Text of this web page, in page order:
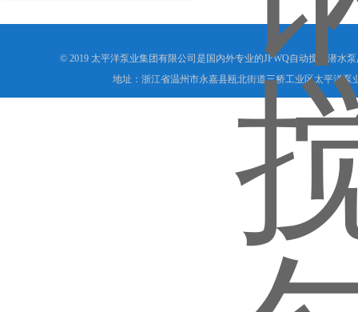
© 2019 太平洋泵业集团有限公司是国内外专业的JPWQ自动搅匀潜水
地址：浙江省温州市永嘉县瓯北街道三桥工业区太平洋泵